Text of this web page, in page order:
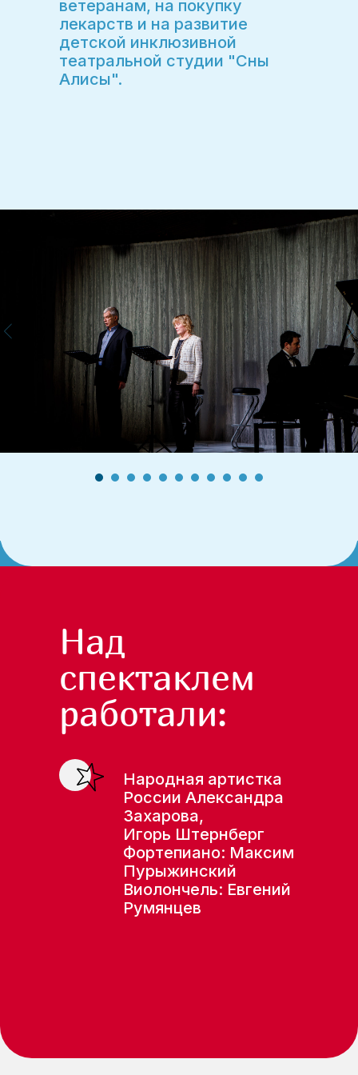
ветеранам, на покупку
лекарств и на развитие
детской инклюзивной
театральной студии "Сны
Алисы".
Народная артистка
России Александра
Захарова,
Игорь Штернберг
Фортепиано: Максим
Пурыжинский
Виолончель: Евгений
Румянцев
Над
спектаклем
работали: